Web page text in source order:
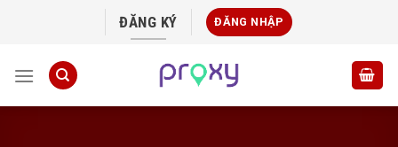
ĐĂNG KÝ ĐĂNG NHẬP